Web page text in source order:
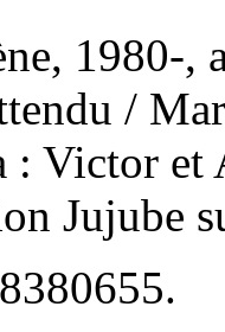
1980-,
/
: Victor
Jujube
.